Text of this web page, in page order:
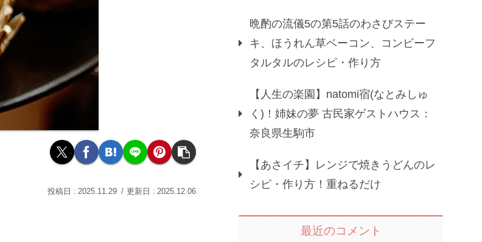
2025.11.29 2025.12.06
晩酌の流儀5の第5話のわさびステー
キ、ほうれん草ベーコン、コンビーフ
タルタルのレシピ・作り方
【人生の楽園】natomi宿(なとみしゅ
く)！姉妹の夢 古民家ゲストハウス：
奈良県生駒市
【あさイチ】レンジで焼きうどんのレ
シピ・作り方！重ねるだけ
最近のコメント